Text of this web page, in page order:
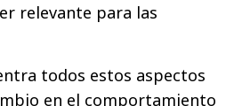
relevante para las
todos estos aspectos
en el comportamiento